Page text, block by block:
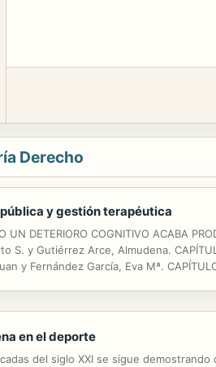
Derecho
y gestión terapéutica
UN DETERIORO COGNITIVO ACABA
S. y Gutiérrez Arce, Almudena.
y Fernández García, Eva Mª.
en el deporte
del siglo XXI se sigue